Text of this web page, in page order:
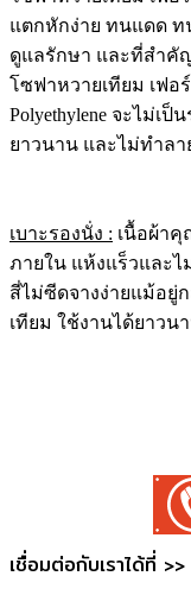
แตกหักง่าย ทนแดด ท
ดูแลรักษา และที่สำคัญ
โซฟาหวายเทียม เฟอ
Polyethylene จะไม่เ
ยาวนาน และไม่ทำลา
เบาะรองนั่ง : เนื้อผ้า
ภายใน แห้งแร็วและ
สี่ไม่ซีดจางง่ายแม้อยู่
เทียม ใช้งานได้ยาวน
เชื่อมต่อกับเราได้ที่ >>